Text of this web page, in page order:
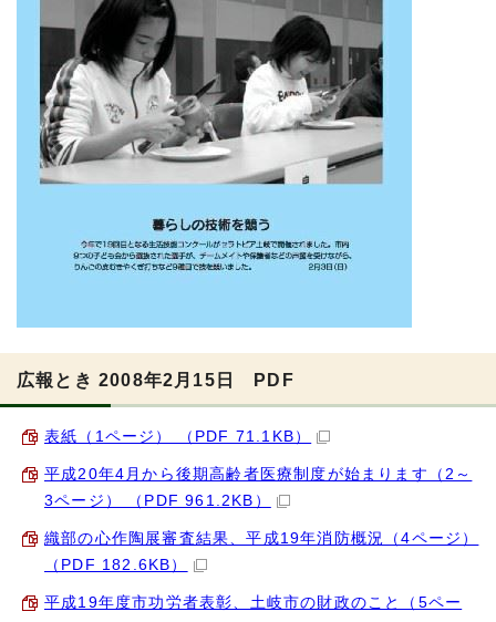
広報とき 2008年2月15日 PDF
表紙（1ページ） （PDF 71.1KB）
平成20年4月から後期高齢者医療制度が始まります（2～
3ページ） （PDF 961.2KB）
織部の心作陶展審査結果、平成19年消防概況（4ページ）
（PDF 182.6KB）
平成19年度市功労者表彰、土岐市の財政のこと（5ペー